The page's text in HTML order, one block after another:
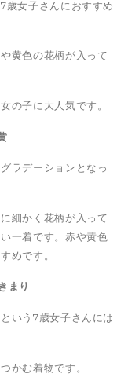
歳女子さんにおすすめ
黄色の花柄が入って
の子に大人気です。
ラデーションとなっ
細かく花柄が入って
一着です。赤や黄色
めです。
まり
いう7歳女子さんには
かむ着物です。